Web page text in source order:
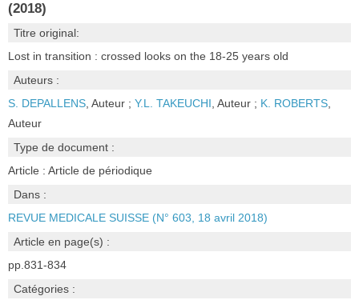
(2018)
Titre original:
Lost in transition : crossed looks on the 18-25 years old
Auteurs :
S. DEPALLENS, Auteur ; Y.L. TAKEUCHI , Auteur ; K. ROBERTS,
Auteur
Type de document :
Article : Article de périodique
Dans :
REVUE MEDICALE SUISSE (N° 603, 18 avril 2018)
Article en page(s) :
pp.831-834
Catégories :